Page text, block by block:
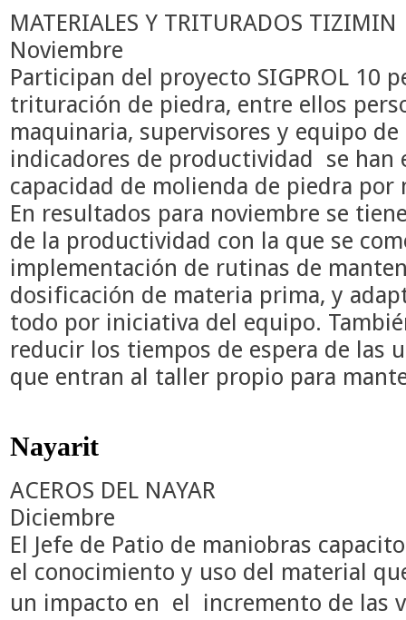
MATERIALES Y TRITURADOS TIZIMIN
Noviembre
Participan del proyecto SIGPROL 10
trituración de piedra, entre ellos
maquinaria, supervisores y equipo de
indicadores de productividad se han
capacidad de molienda de piedra
En resultados para noviembre se
de la productividad con la que se
implementación de rutinas de
dosificación de materia prima, y
todo por iniciativa del equipo.
reducir los tiempos de espera de las
que entran al taller propio para
Nayarit
ACEROS DEL NAYAR
Diciembre
El Jefe de Patio de maniobras
el conocimiento y uso del material
un impacto en el incremento de las
Félix
Cortés
"Nos
ha
ayudado
a
fortalecer
varias
áreas
trabajo,
trabajar
y
líder.
se
está
reflejando